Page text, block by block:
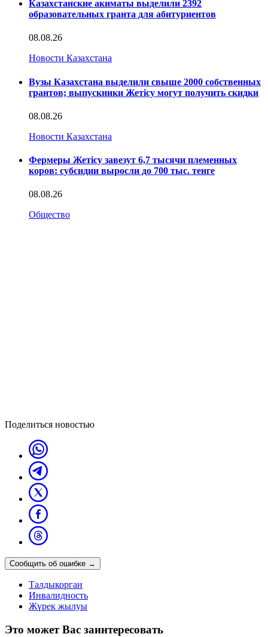
Казахстанские акиматы выделили 2392
образовательных гранта для абитуриентов
08.08.26
Новости Казахстана
Вузы Казахстана выделили свыше 2000 собственных
грантов; выпускники Жетісу могут получить скидки
08.08.26
Новости Казахстана
Фермеры Жетісу завезут 6,7 тысячи племенных
коров: субсидии выросли до 700 тыс. тенге
08.08.26
Общество
Поделиться новостью
Сообщить об ошибке →
Талдыкорган
Инвалидность
Жүрек жылуы
Это может Вас заинтересовать